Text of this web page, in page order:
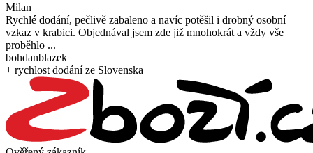
Milan
Rychlé dodání, pečlivě zabaleno a navíc potěšil i drobný osobní
vzkaz v krabici. Objednával jsem zde již mnohokrát a vždy vše
proběhlo ...
bohdanblazek
+ rychlost dodání ze Slovenska